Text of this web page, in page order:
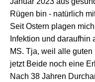
Rügen bin - natürlich
Seit Ostern plagen
Infektion und
MS. Tja, weil alle
jetzt Beide noch eine
Nach 38 Jahren